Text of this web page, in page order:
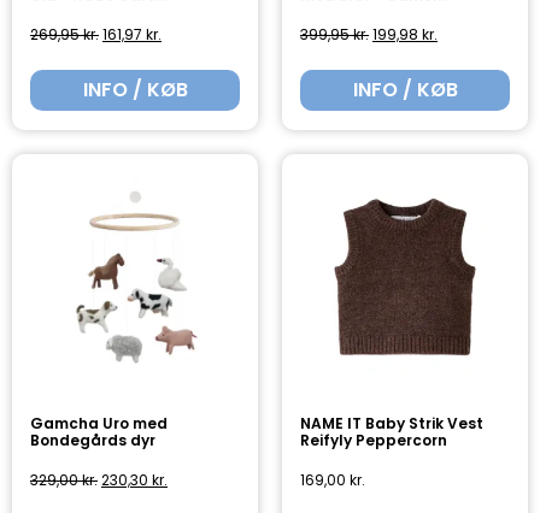
269,95kr.161,97 kr.
INFO / KØB
399,95kr.199,98 kr.
INFO / KØB
Gamcha Uro med
Bondegårds dyr
329,00kr.230,30 kr.
NAME IT Baby Strik Vest
Reifyly Peppercorn
169,00 kr.